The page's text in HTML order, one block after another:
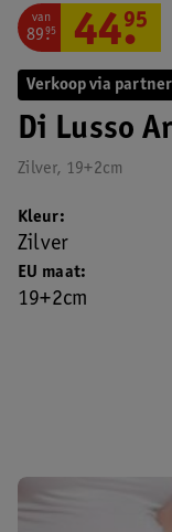
Verkoop via partner
Di Lusso
Zilver, 19+2cm
van
89.
95 44.
95
EU maat
19+2cm
Kleur
Zilver